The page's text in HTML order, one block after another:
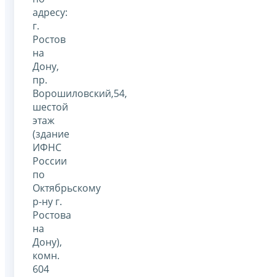
адресу:
г.
Ростов
на
Дону,
пр.
Ворошиловский,54,
шестой
этаж
(здание
ИФНС
России
по
Октябрьскому
р-ну г.
Ростова
на
Дону),
комн.
604